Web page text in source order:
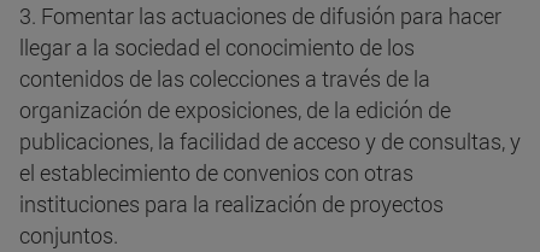
3. Fomentar las actuaciones de difusión para hacer
llegar a la sociedad el conocimiento de los
contenidos de las colecciones a través de la
organización de exposiciones, de la edición de
publicaciones, la facilidad de acceso y de consultas, y
el establecimiento de convenios con otras
instituciones para la realización de proyectos
conjuntos.